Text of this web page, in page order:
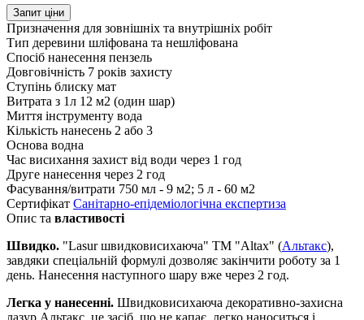
Запит ціни
Призначення для зовнішніх та внутрішніх робіт
Тип деревини шліфована та нешліфована
Спосіб нанесення пензель
Довговічність 7 років захисту
Ступінь блиску мат
Витрата з 1л 12 м2 (один шар)
Миття інструменту вода
Кількість нанесень 2 або 3
Основа водна
Час висихання захист від води через 1 год
Друге нанесення через 2 год
Фасування/витрати 750 мл - 9 м2; 5 л - 60 м2
Сертифікат Санітарно-епідеміологічна експертиза
Опис та властивості
Швидко. "Lasur швидковисихаюча" TM "Altax" (Альтакс),
завдяки спеціальній формулі дозволяє закінчити роботу за 1
день. Нанесення наступного шару вже через 2 год.
Легка у нанесенні. Швидковисихаюча декоративно-захисна
лазур Альтакс, це засіб, що не капає, легко наноситься і